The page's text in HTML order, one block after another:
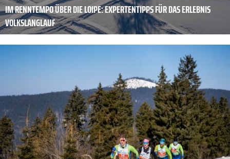
IM RENNTEMPO ÜBER DIE LOIPE: EXPERTENTIPPS FÜR DAS ERLEBNIS
VOLKSLANGLAUF